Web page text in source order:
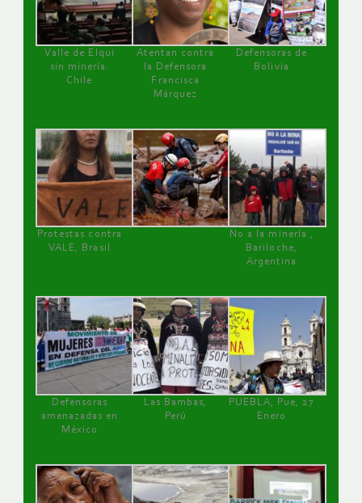
Valle de Elqui
sin minería.
Chile
Atentan contra
la Defensora
Francisca
Márquez
Defensoras de
Bolivia
Protestas contra
VALE, Brasil
No a la minería ,
Bariloche,
Argentina
Defensoras
amenazadas en
México
Las Bambas,
Perú
PUEBLA, Pue, 27
Enero